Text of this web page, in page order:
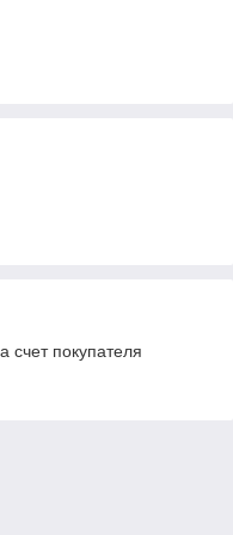
счет покупателя